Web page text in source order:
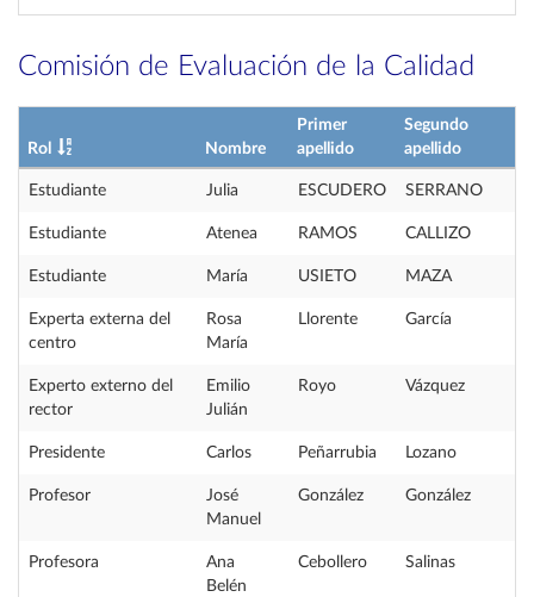
Comisión de Evaluación de la Calidad
Rol Nombre
Primer
apellido
Segundo
apellido
Estudiante Julia ESCUDERO SERRANO
Estudiante Atenea RAMOS CALLIZO
Estudiante María USIETO MAZA
Experta externa del
centro
Rosa
María
Llorente García
Experto externo del
rector
Emilio
Julián
Royo Vázquez
Presidente Carlos Peñarrubia Lozano
Profesor
José
Manuel
González González
Profesora
Ana
Belén
Cebollero Salinas